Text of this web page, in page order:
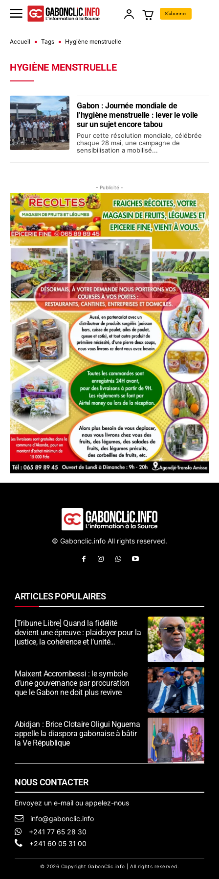
S'abonner
Accueil Tags Hygiène menstruelle
HYGIÈNE MENSTRUELLE
Gabon : Journée mondiale de
l’hygiène menstruelle : lever le voile
sur un sujet encore tabou
Pour cette résolution mondiale, célébrée
chaque 28 mai, une campagne de
sensibilisation a mobilisé...
- Publicité -
© Gabonclic.info All rights reserved.
ARTICLES POPULAIRES
[Tribune Libre] Quand la fidélité
devient une épreuve : plaidoyer pour la
justice, la cohérence et l’unité
Maixent Accrombessi : le symbole
d’une gouvernance par procuration
que le Gabon ne doit plus revivre
Abidjan : Brice Clotaire Oligui Nguema
appelle la diaspora gabonaise à bâtir
la Ve République
NOUS CONTACTER
Envoyez un e-mail ou appelez-nous
info@gabonclic.info
+241 77 65 28 30
+241 60 05 31 00
© 2026 Copyright GabonClic.info | All rights reserved.